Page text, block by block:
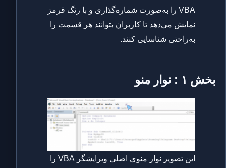
VBA را به‌صورت شماره‌گذاری و با رنگ قرمز
نمایش می‌دهد تا کاربران بتوانند هر قسمت را
به‌راحتی شناسایی کنند.
بخش ۱ : نوار منو
این تصویر نوار منوی اصلی ویرایشگر VBA را